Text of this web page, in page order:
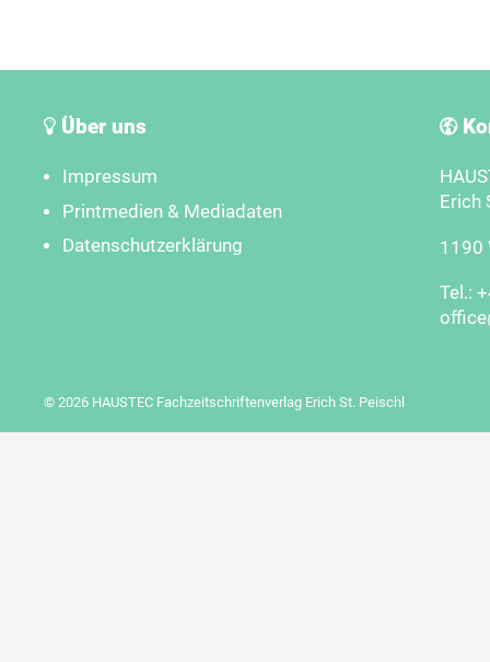
Über uns
Impressum
Printmedien & Mediadaten
Datenschutzerklärung
Erich
1190
Tel.:
© 2026 HAUSTEC Fachzeitschriftenverlag Erich St. Peischl